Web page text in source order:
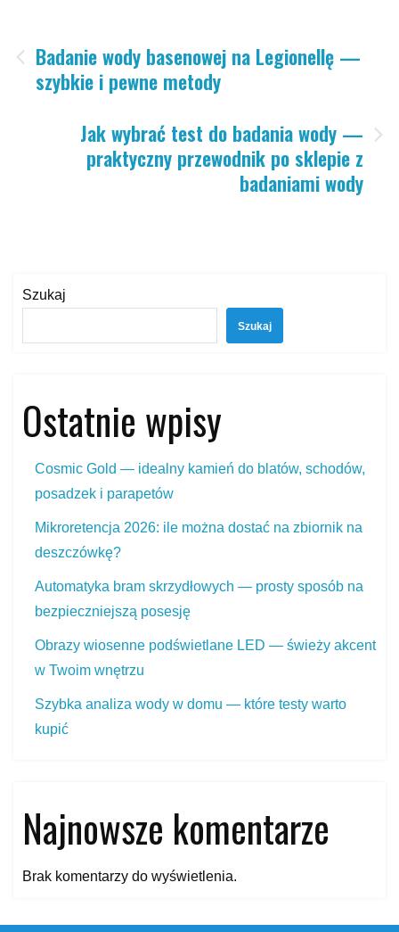
Nawigacja
wpisu
Badanie wody basenowej na Legionellę —
szybkie i pewne metody
Jak wybrać test do badania wody —
praktyczny przewodnik po sklepie z
badaniami wody
Szukaj
Szukaj
Ostatnie wpisy
Cosmic Gold — idealny kamień do blatów, schodów,
posadzek i parapetów
Mikroretencja 2026: ile można dostać na zbiornik na
deszczówkę?
Automatyka bram skrzydłowych — prosty sposób na
bezpieczniejszą posesję
Obrazy wiosenne podświetlane LED — świeży akcent
w Twoim wnętrzu
Szybka analiza wody w domu — które testy warto
kupić
Najnowsze komentarze
Brak komentarzy do wyświetlenia.